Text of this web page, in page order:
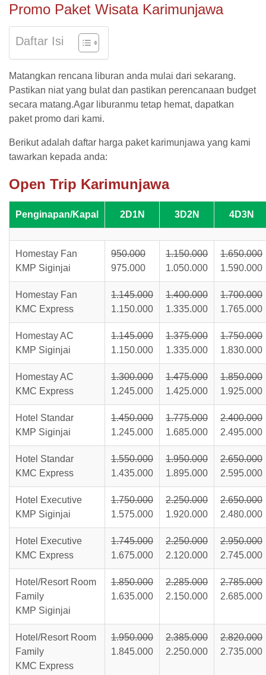
Promo Paket Wisata Karimunjawa
Daftar Isi
Matangkan rencana liburan anda mulai dari sekarang.
Pastikan niat yang bulat dan pastikan perencanaan budget
secara matang.Agar liburanmu tetap hemat, dapatkan
paket promo dari kami.
Berikut adalah daftar harga paket karimunjawa yang kami
tawarkan kepada anda:
Open Trip Karimunjawa
Penginapan/Kapal 2D1N 3D2N 4D3N
Homestay Fan
KMP Siginjai
950.000
975.000
1.150.000
1.050.000
1.650.000
1.590.000
Homestay Fan
KMC Express
1.145.000
1.150.000
1.400.000
1.335.000
1.700.000
1.765.000
Homestay AC
KMP Siginjai
1.145.000
1.150.000
1.375.000
1.335.000
1.750.000
1.830.000
Homestay AC
KMC Express
1.300.000
1.245.000
1.475.000
1.425.000
1.850.000
1.925.000
Hotel Standar
KMP Siginjai
1.450.000
1.245.000
1.775.000
1.685.000
2.400.000
2.495.000
Hotel Standar
KMC Express
1.550.000
1.435.000
1.950.000
1.895.000
2.650.000
2.595.000
Hotel Executive
KMP Siginjai
1.750.000
1.575.000
2.250.000
1.920.000
2.650.000
2.480.000
Hotel Executive
KMC Express
1.745.000
1.675.000
2.250.000
2.120.000
2.950.000
2.745.000
Hotel/Resort Room
Family
KMP Siginjai
1.850.000
1.635.000
2.285.000
2.150.000
2.785.000
2.685.000
Hotel/Resort Room
Family
KMC Express
1.950.000
1.845.000
2.385.000
2.250.000
2.820.000
2.735.000